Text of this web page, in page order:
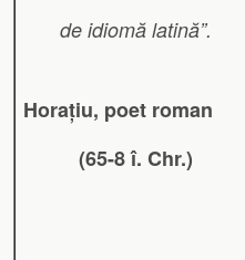
de idiomă latină”.
Horațiu, poet roman
(65-8 î. Chr.)